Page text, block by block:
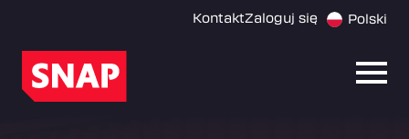
KontaktZaloguj się Polski